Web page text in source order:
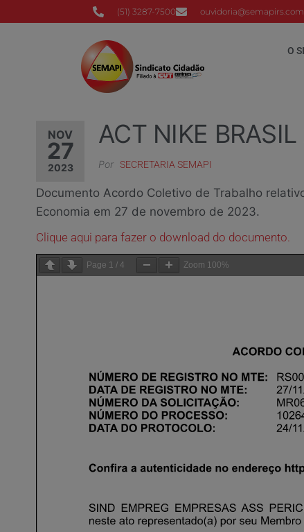
(51) 3287-7500
O
NOV
27
2023
ACT NIKE
Por SECRETARIA SEMAPI
Documento Acordo Coletivo de Trabalho
Economia em 27 de novembro de 2023.
Clique aqui para fazer o download do documento.
Page 1 / 4 Zoom 100%